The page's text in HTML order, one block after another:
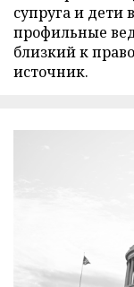
супруга и дети
профильные
близкий к
источник.